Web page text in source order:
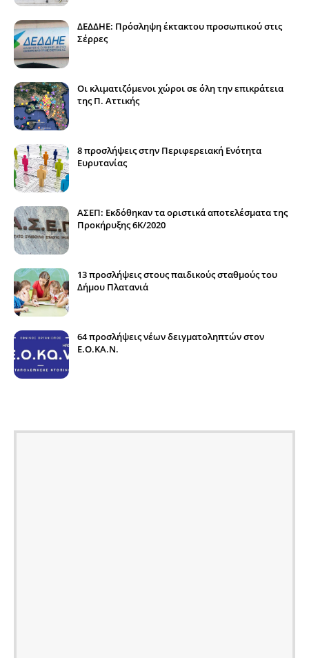
ΔΕΔΔΗΕ: Πρόσληψη έκτακτου προσωπικού στις
Σέρρες
Οι κλιματιζόμενοι χώροι σε όλη την επικράτεια
της Π. Αττικής
8 προσλήψεις στην Περιφερειακή Ενότητα
Ευρυτανίας
ΑΣΕΠ: Εκδόθηκαν τα οριστικά αποτελέσματα της
Προκήρυξης 6Κ/2020
13 προσλήψεις στους παιδικούς σταθμούς του
Δήμου Πλατανιά
64 προσλήψεις νέων δειγματοληπτών στον
E.O.KA.N.